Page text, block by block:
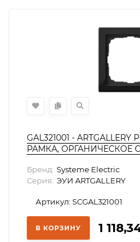
GAL321001 - ARTGALLERY
РАМКА, ОРГАНИЧЕСКОЕ
Бренд: Systeme Electric
Серия: ЭУИ ARTGALLERY
Артикул: SCGAL321001
В КОРЗИНУ 1